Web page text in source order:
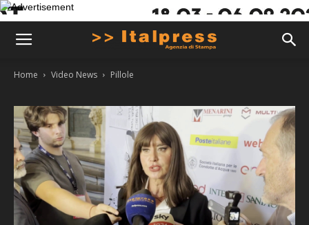
Home Video News Pillole